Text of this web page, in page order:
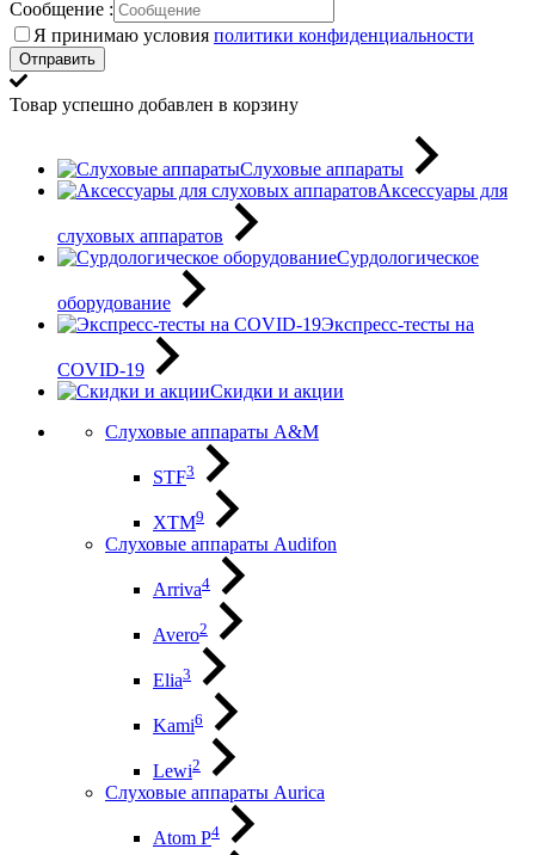
Сообщение :
Я принимаю условия политики конфиденциальности
Отправить
Товар успешно добавлен в корзину
Слуховые аппараты
Аксессуары для
слуховых аппаратов
Сурдологическое
оборудование
Экспресс-тесты на
COVID-19
Скидки и акции
Слуховые аппараты A&M
STF3
XTM9
Слуховые аппараты Audifon
Arriva4
Avero2
Elia3
Kami6
Lewi2
Слуховые аппараты Aurica
Atom P4